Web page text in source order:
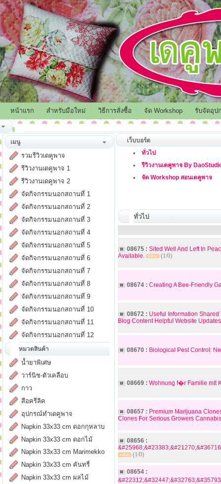
หน้าแรก สำหรับมือใหม่ วิธีการสั่งซื้อ จัด Workshop รับจัดอุป
เมนู
รวมรีวิวเดคูพาจ
รีวิวงานเดคูพาจ 1
รีวิวงานเดคูพาจ 2
จัดกิจกรรมนอกสถานที่ 1
จัดกิจกรรมนอกสถานที่ 2
จัดกิจกรรมนอกสถานที่ 3
จัดกิจกรรมนอกสถานที่ 4
จัดกิจกรรมนอกสถานที่ 5
จัดกิจกรรมนอกสถานที่ 6
จัดกิจกรรมนอกสถานที่ 7
จัดกิจกรรมนอกสถานที่ 8
จัดกิจกรรมนอกสถานที่ 9
จัดกิจกรรมนอกสถานที่ 10
จัดกิจกรรมนอกสถานที่ 11
จัดกิจกรรมนอกสถานที่ 12
หมวดสินค้า
น้ำยาพิเศษ
วาร์นิช-ตัวเคลือบ
กาว
สีอครีลิค
อุปกรณ์ทำเดคูพาจ
Napkin 33x33 cm ดอกกุหลาบ
Napkin 33x33 cm ดอกไม้
Napkin 33x33 cm Marimekko
Napkin 33x33 cm คันทรี่
Napkin 33x33 cm ผลไม้
เว็บบอร์ด
ทั่วไป
รีวิวงานเดคูพาจ By
จัด Workshop สอนเดคูพาจ
ทั่วไป
08675 : Sited Well And Left In
Available.
(1/0)
08674 : Creating A Bee-Friendly
08672 : Useful Information
Blog Content Helpful Website
08670 : Biological Pest Control:
08669 : Wohnung f�r Familie mit
08657 : Premium Marijuana
Clones For Serious Growers
08656 :
(1/0)
08654 :